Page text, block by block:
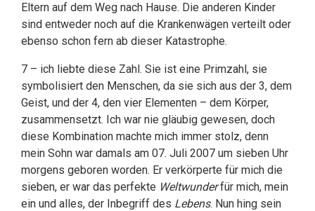
Eltern auf dem Weg nach Hause. Die anderen Kinder
sind entweder noch auf die Krankenwägen verteilt oder
ebenso schon fern ab dieser Katastrophe.
7 – ich liebte diese Zahl. Sie ist eine Primzahl, sie
symbolisiert den Menschen, da sie sich aus der 3, dem
Geist, und der 4, den vier Elementen – dem Körper,
zusammensetzt. Ich war nie gläubig gewesen, doch
diese Kombination machte mich immer stolz, denn
mein Sohn war damals am 07. Juli 2007 um sieben Uhr
morgens geboren worden. Er verkörperte für mich die
sieben, er war das perfekte Weltwunderfür mich, mein
ein und alles, der Inbegriff des Lebens. Nun hing sein